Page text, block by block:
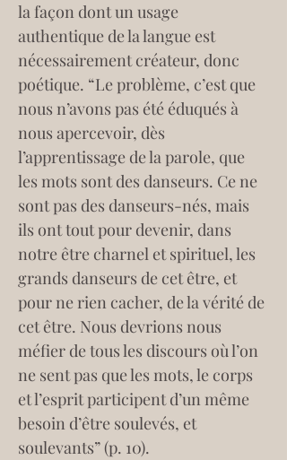
la façon dont un usage
authentique de la langue est
nécessairement créateur, donc
poétique. “Le problème, c’est que
nous n’avons pas été éduqués à
nous apercevoir, dès
l’apprentissage de la parole, que
les mots sont des danseurs. Ce ne
sont pas des danseurs-nés, mais
ils ont tout pour devenir, dans
notre être charnel et spirituel, les
grands danseurs de cet être, et
pour ne rien cacher, de la vérité de
cet être. Nous devrions nous
méfier de tous les discours où l’on
ne sent pas que les mots, le corps
et l’esprit participent d’un même
besoin d’être soulevés, et
soulevants” (p. 10).